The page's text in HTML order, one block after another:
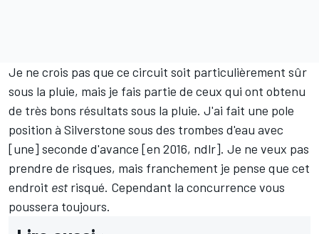
Je ne crois pas que ce circuit soit particulièrement sûr
sous la pluie, mais je fais partie de ceux qui ont obtenu
de très bons résultats sous la pluie. J'ai fait une pole
position à Silverstone sous des trombes d'eau avec
[une] seconde d'avance [en 2016, ndlr]. Je ne veux pas
prendre de risques, mais franchement je pense que cet
endroit est risqué. Cependant la concurrence vous
poussera toujours.